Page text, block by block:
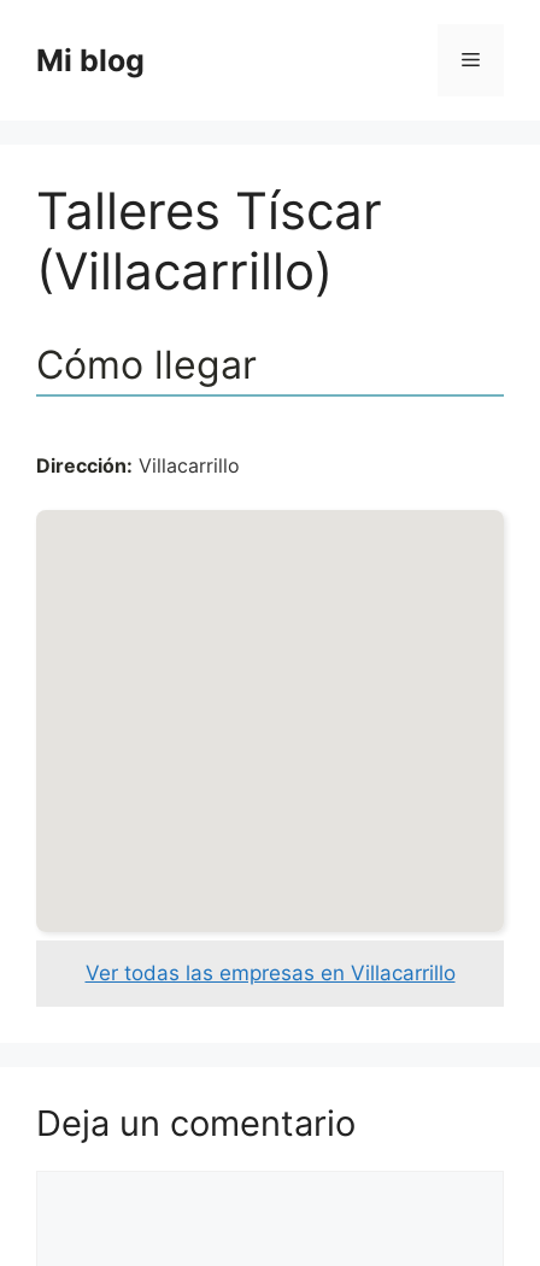
contenido
Mi blog Menú
Talleres Tíscar
(Villacarrillo)
Cómo llegar
Dirección: Villacarrillo
Ver todas las empresas en Villacarrillo
Deja un comentario